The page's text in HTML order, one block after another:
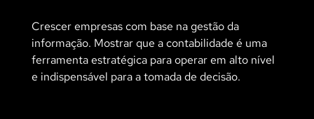
Crescer empresas com base na gestão da
informação. Mostrar que a contabilidade é uma
ferramenta estratégica para operar em alto nível
e indispensável para a tomada de decisão.